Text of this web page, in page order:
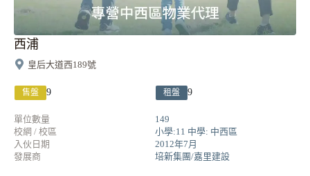
西浦
皇后大道西189號
售盤 9 租盤 9
單位數量
149
校網 / 校區
小學:11 中學: 中西區
入伙日期
2012年7月
發展商
培新集團/嘉里建設